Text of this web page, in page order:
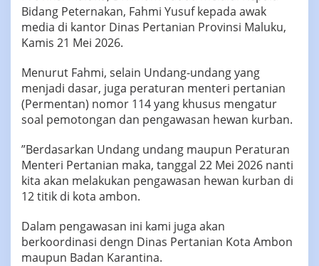
Bidang Peternakan, Fahmi Yusuf kepada awak
media di kantor Dinas Pertanian Provinsi Maluku,
Kamis 21 Mei 2026.
‎‎Menurut Fahmi, selain Undang-undang yang
menjadi dasar, juga peraturan menteri pertanian
(Permentan) nomor 114 yang khusus mengatur
soal pemotongan dan pengawasan hewan kurban.
‎‎”Berdasarkan Undang undang maupun Peraturan
Menteri Pertanian maka, tanggal 22 Mei 2026 nanti
kita akan melakukan pengawasan hewan kurban di
12 titik di kota ambon.
‎‎Dalam pengawasan ini kami juga akan
berkoordinasi dengn Dinas Pertanian Kota Ambon
maupun Badan Karantina.